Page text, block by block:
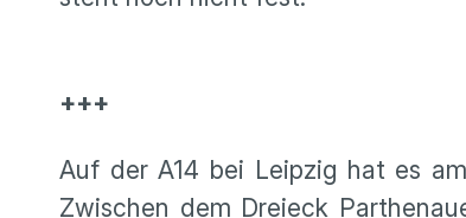
+++
Auf der A14 bei Leipzig hat es
Zwischen dem Dreieck